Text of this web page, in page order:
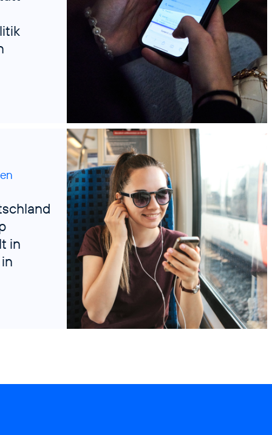
Credits: Fernanda Vilela
in